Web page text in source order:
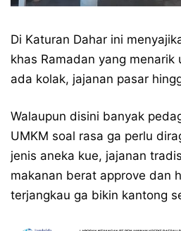
Di Katuran Dahar ini
khas Ramadan yang
ada kolak, jajanan pasar
Walaupun disini banyak
UMKM soal rasa ga perlu
jenis aneka kue, jajanan
makanan berat approve dan
terjangkau ga bikin kantong